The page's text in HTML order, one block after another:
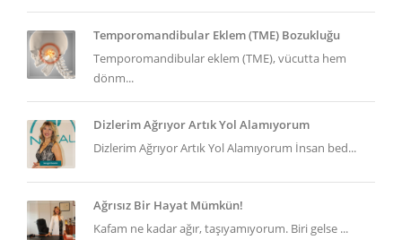
Temporomandibular Eklem (TME) Bozukluğu
Temporomandibular eklem (TME), vücutta hem
dönm...
Dizlerim Ağrıyor Artık Yol Alamıyorum
Dizlerim Ağrıyor Artık Yol Alamıyorum İnsan bed...
Ağrısız Bir Hayat Mümkün!
Kafam ne kadar ağır, taşıyamıyorum. Biri gelse ...